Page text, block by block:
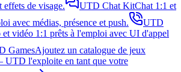
de visage.
UTD Chat KitChat 1:1 et
avec médias, présence et push.
UTD
vidéo 1:1 prêts à l'emploi avec UI d'appel
GamesAjoutez un catalogue de jeux
UTD l'exploite en tant que votre